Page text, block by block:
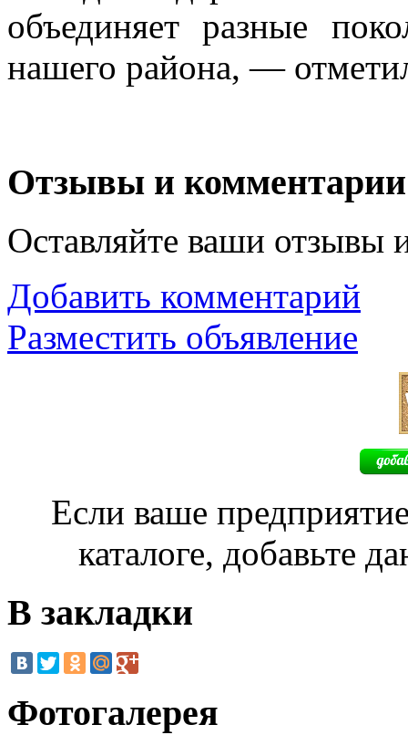
объединяет разные
нашего района, —
Отзывы и комментарии
Оставляйте ваши отзывы
Добавить комментарий
Разместить объявление
Если ваше
каталоге, добавьте
В закладки
Фотогалерея